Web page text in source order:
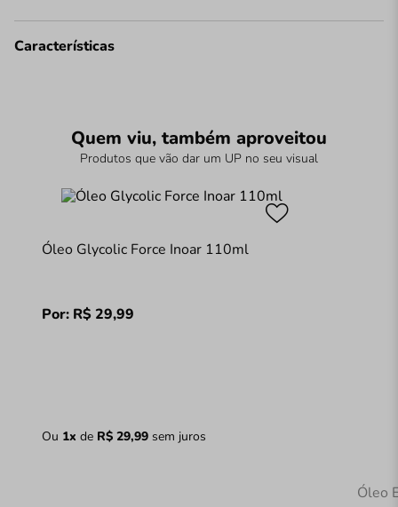
Características
Quem viu, também aproveitou
Produtos que vão dar um UP no seu visual
Óleo Glycolic Force Inoar 110ml
Por: R$ 29,99
Ou 1x de R$ 29,99sem juros
Óleo